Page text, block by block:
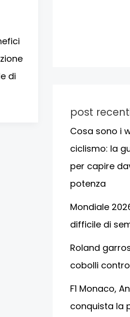
di
post
Cosa sono i
ciclismo: la
per capire
potenza
Mondiale
difficile di
Roland
cobolli
F1 Monaco,
conquista la